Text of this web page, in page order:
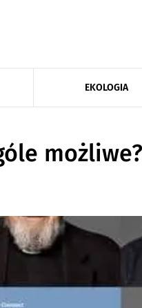
EKOLOGIA
możliwe?